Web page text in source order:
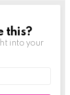
this?
into your